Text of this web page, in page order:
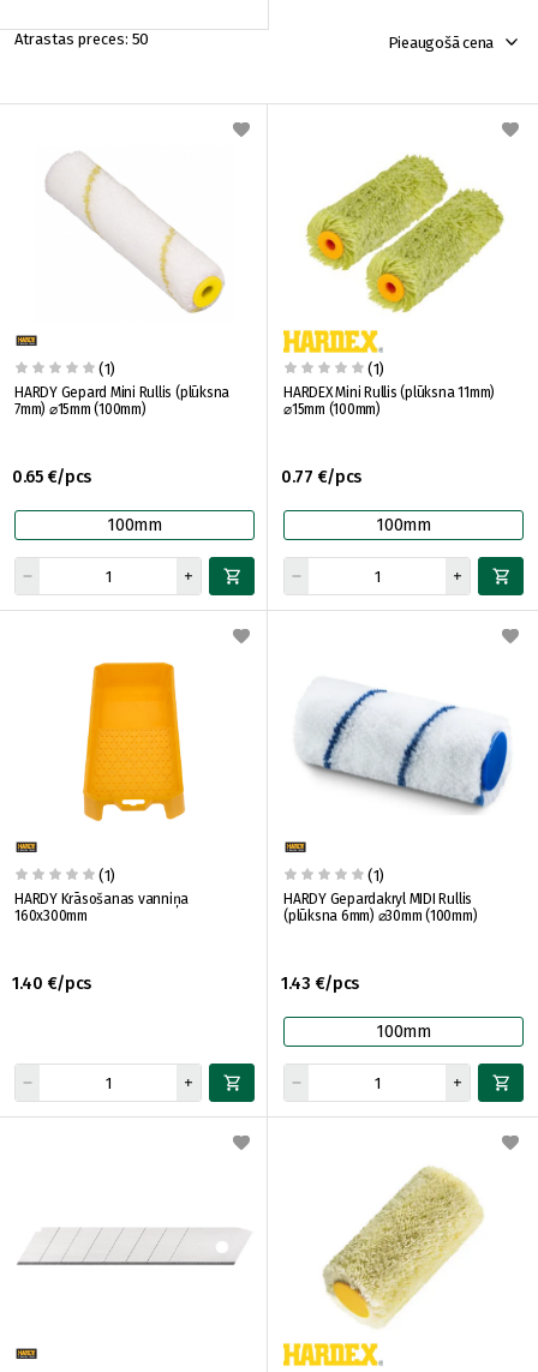
50 Pieaugošā cena
(1)
HARDY Gepard Mini Rullis (plūksna
7mm) ⌀15mm (100mm)
0.65 €/pcs
100mm
(1)
HARDEX Mini Rullis (plūksna 11mm)
⌀15mm (100mm)
0.77 €/pcs
100mm
(1)
HARDY Krāsošanas vanniņa
160x300mm
1.40 €/pcs
(1)
HARDY Gepardakryl MIDI Rullis
(plūksna 6mm) ⌀30mm (100mm)
1.43 €/pcs
100mm